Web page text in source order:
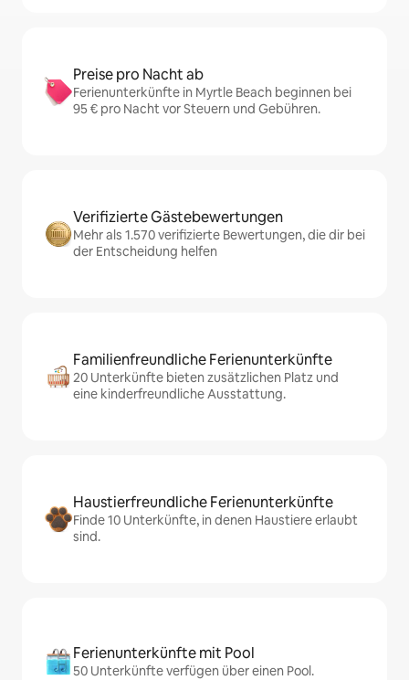
Preise pro Nacht ab
Ferienunterkünfte in Myrtle Beach beginnen bei
95 € pro Nacht vor Steuern und Gebühren.
Verifizierte Gästebewertungen
Mehr als 1.570 verifizierte Bewertungen, die dir bei
der Entscheidung helfen
Familienfreundliche Ferienunterkünfte
20 Unterkünfte bieten zusätzlichen Platz und
eine kinderfreundliche Ausstattung.
Haustierfreundliche Ferienunterkünfte
Finde 10 Unterkünfte, in denen Haustiere erlaubt
sind.
Ferienunterkünfte mit Pool
50 Unterkünfte verfügen über einen Pool.